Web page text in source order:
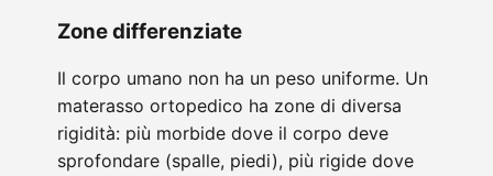
Zone differenziate
Il corpo umano non ha un peso uniforme. Un
materasso ortopedico ha zone di diversa
rigidità: più morbide dove il corpo deve
sprofondare (spalle, piedi), più rigide dove